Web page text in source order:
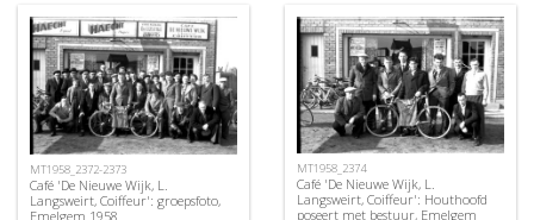
MT1958_2372-2373
Café 'De Nieuwe Wijk, L.
Langsweirt, Coiffeur': groepsfoto,
Emelgem 1958
MT1958_2374
Café 'De Nieuwe Wijk, L.
Langsweirt, Coiffeur': Houthoofd
poseert met bestuur, Emelgem